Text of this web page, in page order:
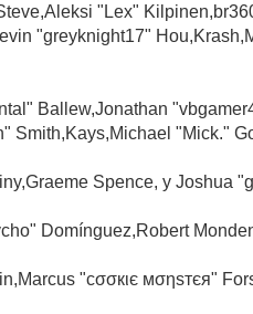
"Lex"
"greyknight17"
Ballew,Jonathan
Smith,Kays,Michael "Mick."
Spence, y Joshua
Domínguez,Robert
"cσσкιє мσηѕтєя"